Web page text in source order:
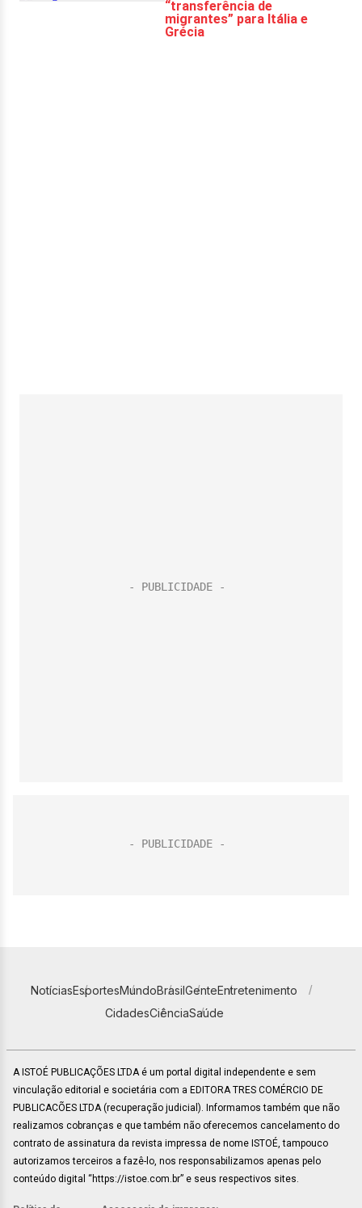
NotíciasEsportesMundoBrasilGenteEntretenimento
CidadesCiênciaSaúde
A ISTOÉ PUBLICAÇÕES LTDA é um portal digital independente e sem
vinculação editorial e societária com a EDITORA TRES COMÉRCIO DE
PUBLICACÕES LTDA (recuperação judicial). Informamos também que não
realizamos cobranças e que também não oferecemos cancelamento do
contrato de assinatura da revista impressa de nome ISTOÉ, tampouco
autorizamos terceiros a fazê-lo, nos responsabilizamos apenas pelo
conteúdo digital “https://istoe.com.br” e seus respectivos sites.